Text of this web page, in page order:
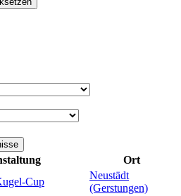
Ort
Cup
Neustädt
(Gerstungen)